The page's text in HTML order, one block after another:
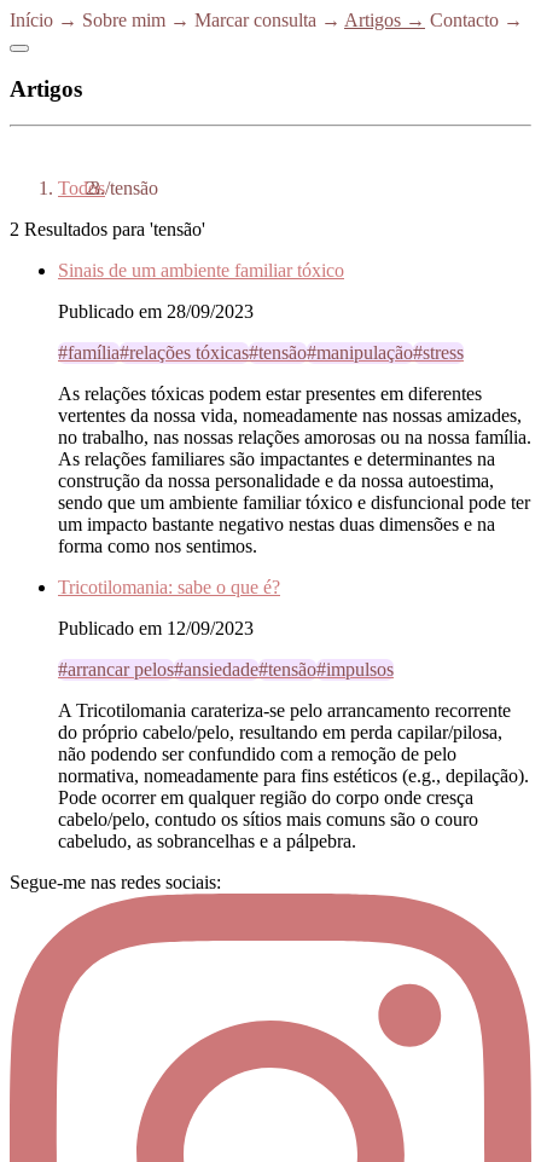
Início → Sobre mim → Marcar consulta → Artigos → Contacto →
Artigos
Todos/tensão
2 Resultados para 'tensão'
Sinais de um ambiente familiar tóxico
Publicado em 28/09/2023
#família#relações tóxicas#tensão#manipulação#stress
As relações tóxicas podem estar presentes em diferentes
vertentes da nossa vida, nomeadamente nas nossas amizades,
no trabalho, nas nossas relações amorosas ou na nossa família.
As relações familiares são impactantes e determinantes na
construção da nossa personalidade e da nossa autoestima,
sendo que um ambiente familiar tóxico e disfuncional pode ter
um impacto bastante negativo nestas duas dimensões e na
forma como nos sentimos.
Tricotilomania: sabe o que é?
Publicado em 12/09/2023
#arrancar pelos#ansiedade#tensão#impulsos
A Tricotilomania carateriza-se pelo arrancamento recorrente
do próprio cabelo/pelo, resultando em perda capilar/pilosa,
não podendo ser confundido com a remoção de pelo
normativa, nomeadamente para fins estéticos (e.g., depilação).
Pode ocorrer em qualquer região do corpo onde cresça
cabelo/pelo, contudo os sítios mais comuns são o couro
cabeludo, as sobrancelhas e a pálpebra.
Segue-me nas redes sociais: